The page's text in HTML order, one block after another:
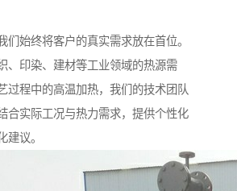
们始终将客户的真实需求放在首位。
、印染、建材等工业领域的热源需
过程中的高温加热，我们的技术团队
合实际工况与热力需求，提供个性化
建议。